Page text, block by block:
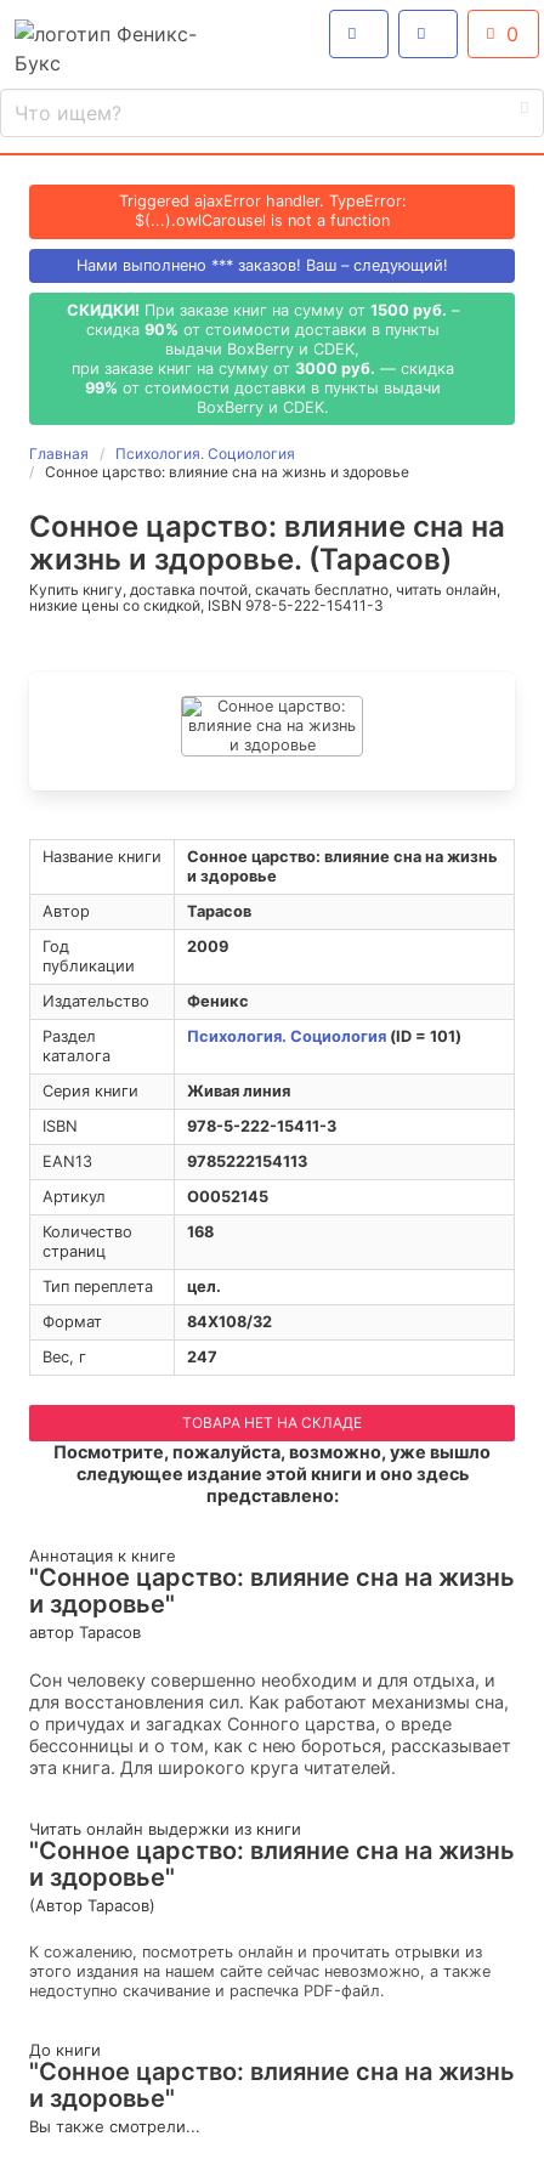
0
Triggered ajaxError handler. TypeError:
$(...).owlCarousel is not a function
Нами выполнено *** заказов! Ваш – следующий!
СКИДКИ! При заказе книг на сумму от 1500 руб. –
скидка 90% от стоимости доставки в пункты
выдачи BoxBerry и CDEK,
при заказе книг на сумму от 3000 руб. — скидка
99% от стоимости доставки в пункты выдачи
BoxBerry и CDEK.
Главная
Психология. Социология
Сонное царство: влияние сна на жизнь и здоровье
Сонное царство: влияние сна на
жизнь и здоровье. (Тарасов)
Купить книгу, доставка почтой, скачать бесплатно, читать онлайн,
низкие цены со скидкой, ISBN 978-5-222-15411-3
Название книги
Сонное царство: влияние сна на жизнь
и здоровье
Автор
Тарасов
Год
публикации
2009
Издательство
Феникс
Раздел
каталога
Психология. Социология(ID = 101)
Серия книги
Живая линия
ISBN
978-5-222-15411-3
EAN13
9785222154113
Артикул
O0052145
Количество
страниц
168
Тип переплета
цел.
Формат
84Х108/32
Вес, г
247
ТОВАРА НЕТ НА СКЛАДЕ
Посмотрите, пожалуйста, возможно, уже вышло
следующее издание этой книги и оно здесь
представлено:
Аннотация к книге
"Сонное царство: влияние сна на жизнь
и здоровье"
автор Тарасов
Сон человеку совершенно необходим и для отдыха, и
для восстановления сил. Как работают механизмы сна,
о причудах и загадках Сонного царства, о вреде
бессонницы и о том, как с нею бороться, рассказывает
эта книга. Для широкого круга читателей.
Читать онлайн выдержки из книги
"Сонное царство: влияние сна на жизнь
и здоровье"
(Автор Тарасов)
К сожалению, посмотреть онлайн и прочитать отрывки из
этого издания на нашем сайте сейчас невозможно, а также
недоступно скачивание и распечка PDF-файл.
До книги
"Сонное царство: влияние сна на жизнь
и здоровье"
Вы также смотрели...